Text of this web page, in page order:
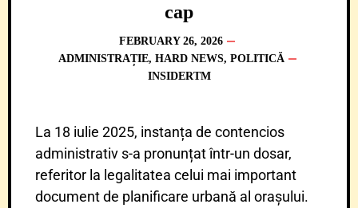
cap
FEBRUARY 26, 2026
ADMINISTRAȚIE, HARD NEWS, POLITICĂ
INSIDERTM
La 18 iulie 2025, instanța de contencios
administrativ s-a pronunțat într-un dosar,
referitor la legalitatea celui mai important
document de planificare urbană al orașului.